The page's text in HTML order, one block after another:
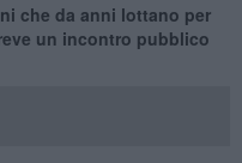
che da anni lottano per
un incontro pubblico